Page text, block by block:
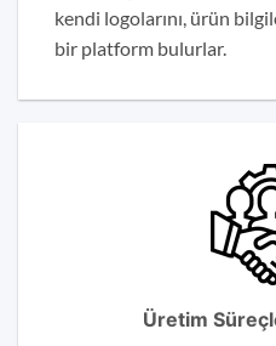
kendi logolarını, ürün
bir platform bulurlar.
Üretim